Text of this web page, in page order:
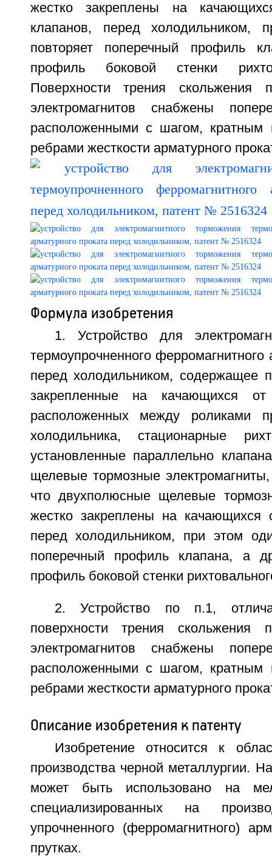
жестко закреплены на
клапанов, перед холодильником,
повторяет поперечный профиль
профиль боковой стенки
Поверхности трения скольжения
электромагнитов снабжены
расположенными с шагом, кратным
ребрами жесткости арматурного
Формула изобретения
1. Устройство для
термоупрочненного ферромагнитного
перед холодильником, содержащее
закрепленные на качающихся
расположенных между роликами
холодильника, стационарные
установленные параллельно
щелевые тормозные
что двухполюсные щелевые
жестко закреплены на качающихся
перед холодильником, при этом
поперечный профиль клапана, а
профиль боковой стенки
2. Устройство по п.1,
поверхности трения скольжения
электромагнитов снабжены
расположенными с шагом, кратным
ребрами жесткости арматурного
Описание изобретения к патенту
Изобретение относится к
производства черной металлургии.
может быть использовано на
специализированных на
упрочненного (ферромагнитного)
прутках.